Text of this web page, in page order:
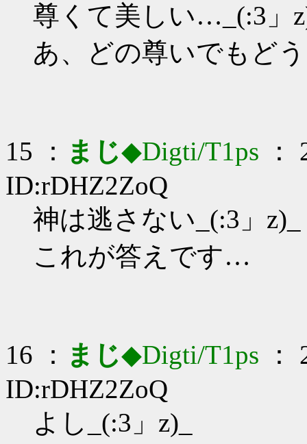
尊くて美しい…_(:3」
あ、どの尊いでもど
15 ： まじ◆Digti/T1ps ：
ID:rDHZ2ZoQ
神は逃さない_(:3」z)_
これが答えです…
16 ： まじ◆Digti/T1ps ：
ID:rDHZ2ZoQ
よし_(:3」z)_